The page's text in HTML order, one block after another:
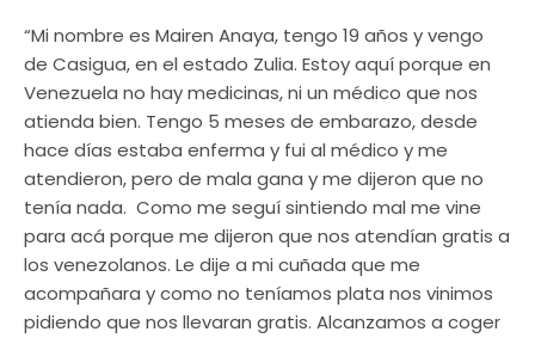
“Mi nombre es Mairen Anaya, tengo 19 años y vengo
de Casigua, en el estado Zulia. Estoy aquí porque en
Venezuela no hay medicinas, ni un médico que nos
atienda bien. Tengo 5 meses de embarazo, desde
hace días estaba enferma y fui al médico y me
atendieron, pero de mala gana y me dijeron que no
tenía nada. Como me seguí sintiendo mal me vine
para acá porque me dijeron que nos atendían gratis a
los venezolanos. Le dije a mi cuñada que me
acompañara y como no teníamos plata nos vinimos
pidiendo que nos llevaran gratis. Alcanzamos a coger